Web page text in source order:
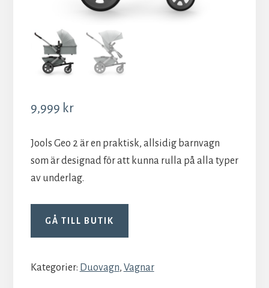
9,999 kr
Jools Geo 2 är en praktisk, allsidig barnvagn
som är designad för att kunna rulla på alla typer
av underlag.
GÅ TILL BUTIK
Kategorier: Duovagn, Vagnar